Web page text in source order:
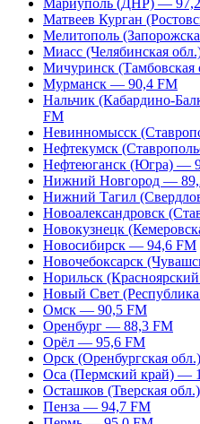
Мариуполь (ДНР) —
Матвеев Курган
Мелитополь
Миасс (Челябинская
Мичуринск
Мурманск — 90,4 FM
Нальчик (Кабардино-
FM
Невинномысск
Нефтекумск
Нефтеюганск (Югра) —
Нижний Новгород —
Нижний Тагил
Новоалександровск
Новокузнецк
Новосибирск — 94,6 FM
Новочебоксарск
Норильск
Новый Свет
Омск — 90,5 FM
Оренбург — 88,3 FM
Орёл — 95,6 FM
Орск (Оренбургская
Оса (Пермский край) —
Осташков (Тверская
Пенза — 94,7 FM